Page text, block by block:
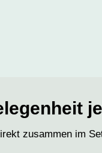
zusammen im